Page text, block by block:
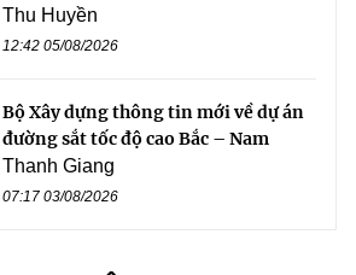
Thu Huyền
12:42 05/08/2026
Bộ Xây dựng thông tin mới về dự án
đường sắt tốc độ cao Bắc – Nam
Thanh Giang
07:17 03/08/2026